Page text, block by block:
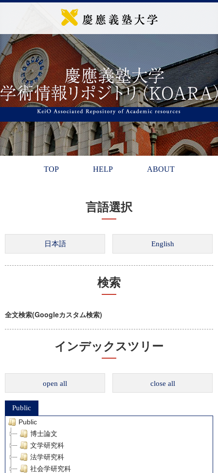
TOP HELP ABOUT
言語選択
検索
全文検索(Googleカスタム検索)
インデックスツリー
open all close all
Public
Public
博士論文
文学研究科
法学研究科
社会学研究科